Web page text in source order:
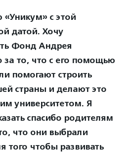
с этой
датой. Хочу
Фонд Андрея
за то, что с его помощью
помогают строить
страны и делают это
университетом. Я
спасибо родителям
что они выбрали
того чтобы развивать